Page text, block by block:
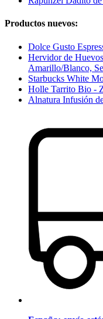
Productos nuevos:
Dolce Gusto
Hervidor de
Amarillo/Blanco,
Starbucks White
Holle Tarrito Bio -
Alnatura Infusión